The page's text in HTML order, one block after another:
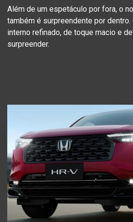
Além de um espetáculo por fora, o
também é surpreendente por dentro.
interno refinado, de toque macio e
surpreender.